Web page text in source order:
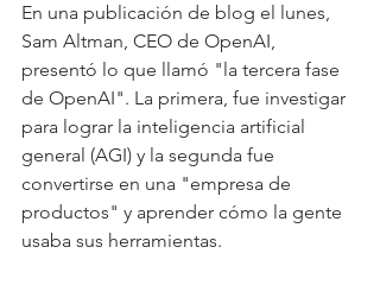
En una publicación de blog el lunes,
Sam Altman, CEO de OpenAI,
presentó lo que llamó "la tercera fase
de OpenAI". La primera, fue investigar
para lograr la inteligencia artificial
general (AGI) y la segunda fue
convertirse en una "empresa de
productos" y aprender cómo la gente
usaba sus herramientas.